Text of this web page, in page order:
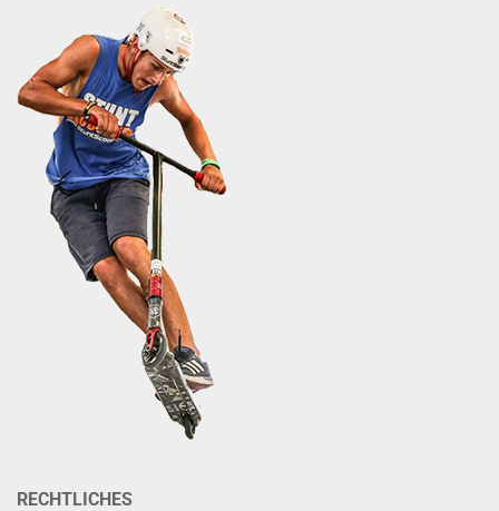
RECHTLICHES